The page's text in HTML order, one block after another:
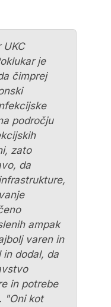
UKC
je
čimprej
področju
zato
da
ampak
varen in
in dodal, da
in potrebe
"Oni kot